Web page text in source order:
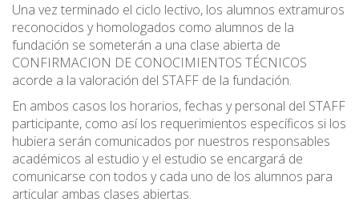
Una vez terminado el ciclo lectivo, los alumnos extramuros
reconocidos y homologados como alumnos de la
fundación se someterán a una clase abierta de
CONFIRMACION DE CONOCIMIENTOS TÉCNICOS
acorde a la valoración del STAFF de la fundación.
En ambos casos los horarios, fechas y personal del STAFF
participante, como así los requerimientos específicos si los
hubiera serán comunicados por nuestros responsables
académicos al estudio y el estudio se encargará de
comunicarse con todos y cada uno de los alumnos para
articular ambas clases abiertas.